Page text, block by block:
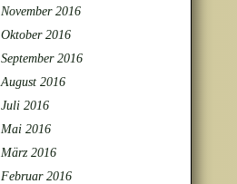
November 2016
Oktober 2016
September 2016
August 2016
Juli 2016
Mai 2016
März 2016
Februar 2016